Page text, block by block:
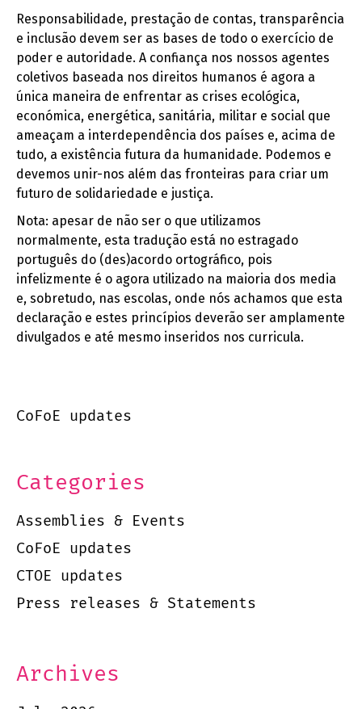
Responsabilidade, prestação de contas, transparência
e inclusão devem ser as bases de todo o exercício de
poder e autoridade. A confiança nos nossos agentes
coletivos baseada nos direitos humanos é agora a
única maneira de enfrentar as crises ecológica,
económica, energética, sanitária, militar e social que
ameaçam a interdependência dos países e, acima de
tudo, a existência futura da humanidade. Podemos e
devemos unir-nos além das fronteiras para criar um
futuro de solidariedade e justiça.
Nota: apesar de não ser o que utilizamos
normalmente, esta tradução está no estragado
português do (des)acordo ortográfico, pois
infelizmente é o agora utilizado na maioria dos media
e, sobretudo, nas escolas, onde nós achamos que esta
declaração e estes princípios deverão ser amplamente
divulgados e até mesmo inseridos nos curricula.
CoFoE updates
Categories
Assemblies & Events
CoFoE updates
CTOE updates
Press releases & Statements
Archives